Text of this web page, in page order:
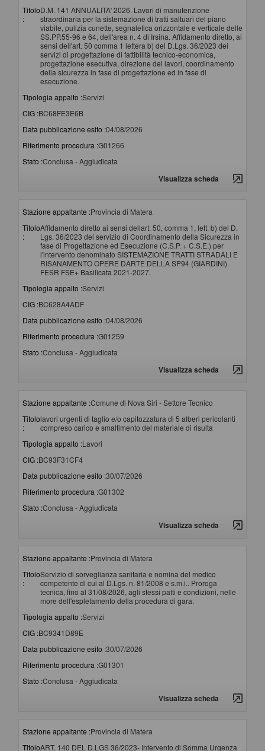
Titolo
:
D.M. 141 ANNUALITA' 2026. Lavori di manutenzione
straordinaria per la sistemazione di tratti saltuari del piano
viabile, pulizia cunette, segnaletica orizzontale e verticale delle
SS.PP.55-96 e 64, dell'area n. 4 di Irsina. Affidamento diretto, ai
sensi dell'art. 50 comma 1 lettera b) del D.Lgs. 36/2023 dei
servizi di progettazione di fattibilità tecnico-economica,
progettazione esecutiva, direzione dei lavori, coordinamento
della sicurezza in fase di progettazione ed in fase di
esecuzione.
Tipologia appalto :Servizi
CIG :BC68FE3E6B
Data pubblicazione esito :04/08/2026
Riferimento procedura :G01266
Stato :Conclusa - Aggiudicata
Visualizza scheda
Stazione appaltante :Provincia di Matera
Titolo
:
Affidamento diretto ai sensi dellart. 50, comma 1, lett. b) del D.
Lgs. 36/2023 del servizio di Coordinamento della Sicurezza in
fase di Progettazione ed Esecuzione (C.S.P. + C.S.E.) per
l'intervento denominato SISTEMAZIONE TRATTI STRADALI E
RISANAMENTO OPERE DARTE DELLA SP94 (GIARDINI).
FESR FSE+ Basilicata 2021-2027.
Tipologia appalto :Servizi
CIG :BC628A4ADF
Data pubblicazione esito :04/08/2026
Riferimento procedura :G01259
Stato :Conclusa - Aggiudicata
Visualizza scheda
Stazione appaltante :Comune di Nova Siri - Settore Tecnico
Titolo
:
lavori urgenti di taglio e/o capitozzatura di 5 alberi pericolanti
compreso carico e smaltimento del materiale di risulta
Tipologia appalto :Lavori
CIG :BC93F31CF4
Data pubblicazione esito :30/07/2026
Riferimento procedura :G01302
Stato :Conclusa - Aggiudicata
Visualizza scheda
Stazione appaltante :Provincia di Matera
Titolo
:
Servizio di sorveglianza sanitaria e nomina del medico
competente di cui al D.Lgs. n. 81/2008 e s.m.i.. Proroga
tecnica, fino al 31/08/2026, agli stessi patti e condizioni, nelle
more dell'espletamento della procedura di gara.
Tipologia appalto :Servizi
CIG :BC9341D89E
Data pubblicazione esito :30/07/2026
Riferimento procedura :G01301
Stato :Conclusa - Aggiudicata
Visualizza scheda
Stazione appaltante :Provincia di Matera
TitoloART. 140 DEL D.LGS 36/2023- Intervento di Somma Urgenza